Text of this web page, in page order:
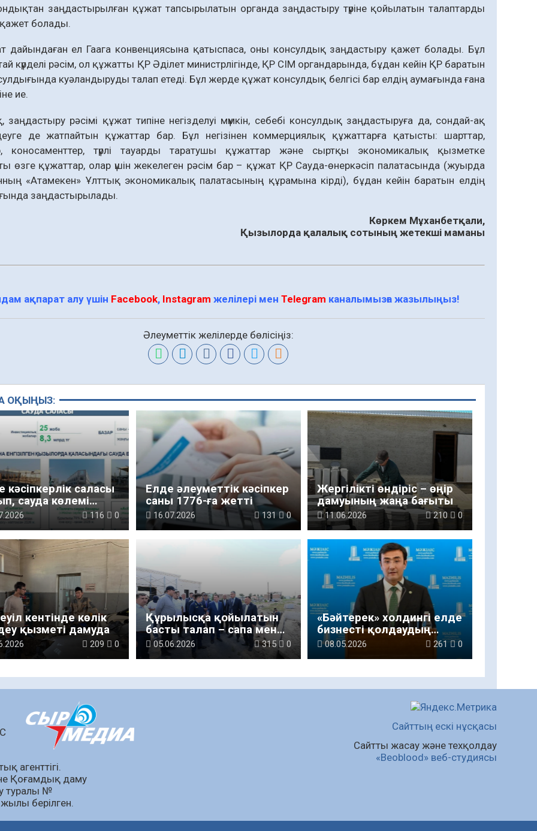
заңдастырылған құжат тапсырылатын органда заңдастыру түріне қойылатын талаптарды
болады.
дайындаған ел Гаага конвенциясына қатыспаса, оны консулдық заңдастыру қажет болады. Бұл
күрделі рәсім, ол құжатты ҚР Әділет министрлігінде, ҚР СІМ органдарында, бұдан кейін ҚР баратын
куәландыруды талап етеді. Бұл жерде құжат консулдық белгісі бар елдің аумағында ғана
ие.
заңдастыру рәсімі құжат типіне негізделуі мүмкін, себебі консулдық заңдастыруға да, сондай-ақ
де жатпайтын құжаттар бар. Бұл негізінен коммерциялық құжаттарға қатысты: шарттар,
коносаменттер, түрлі тауарды таратушы құжаттар және сыртқы экономикалық қызметке
өзге құжаттар, олар үшін жекелеген рәсім бар – құжат ҚР Сауда-өнеркәсіп палатасында (жуырда
«Атамекен» Ұлттық экономикалық палатасының құрамына кірді), бұдан кейін баратын елдің
заңдастырылады.
Көркем Мұханбетқали,
Қызылорда қалалық сотының жетекші маманы
ақпарат алу үшін Facebook, Instagram желілері менTelegram каналымызға жазылыңыз!
Әлеуметтік желілерде бөлісіңіз:
ОҚЫҢЫЗ:
кәсіпкерлік саласы
сауда көлемі
келеді
116 0
Елде әлеуметтік кәсіпкер
саны 1776-ға жетті
16.07.2026 131 0
Жергілікті өндіріс – өңір
дамуының жаңа бағыты
11.06.2026 210 0
кентінде көлік
қызметі дамуда
209 0
Құрылысқа қойылатын
басты талап – сапа мен
мерзім
05.06.2026 315 0
«Бәйтерек» холдингі елде
бизнесті қолдаудың
жаңа тетігін іске қосып
08.05.2026 261 0
агенттігі.
Қоғамдық даму
туралы №
берілген.
Сайттың ескі нұсқасы
Сайтты жасау және техқолдау
«Beoblood» веб-студиясы